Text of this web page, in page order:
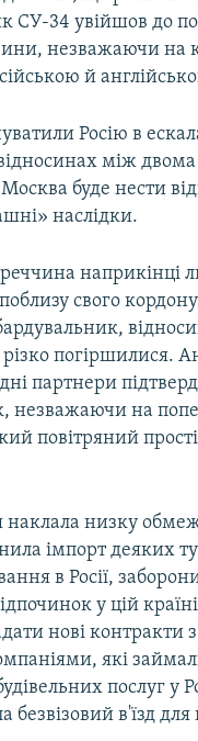
СУ-34 увійшов до
незважаючи на
й
Росію в
між
буде нести
наслідки.
наприкінці
свого
погіршилися.
партнери
незважаючи на
повітряний
наклала низку
імпорт деяких
в Росії,
у цій
нові контракти
які
послуг у
безвізовий в'їзд